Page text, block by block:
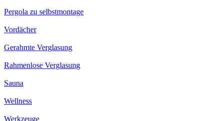
Pergola zu selbstmontage
Vordächer
Gerahmte Verglasung
Rahmenlose Verglasung
Sauna
Wellness
Werkzeuge